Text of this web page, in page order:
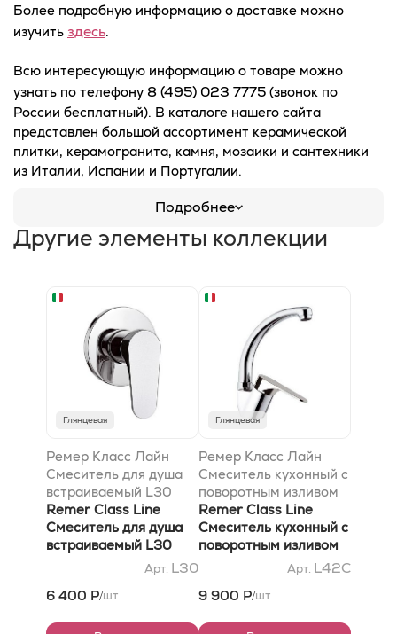
Более подробную информацию о доставке можно
изучить здесь.
Всю интересующую информацию о товаре можно
узнать по телефону 8 (495) 023 7775 (звонок по
России бесплатный). В каталоге нашего сайта
представлен большой ассортимент керамической
плитки, керамогранита, камня, мозаики и сантехники
из Италии, Испании и Португалии.
Подробнее
Другие элементы коллекции
Глянцевая
Ремер Класс Лайн
Смеситель для душа
встраиваемый L30
Remer Class Line
Смеситель для душа
встраиваемый L30
Арт. L30
6 400 Р/шт
Глянцевая
Ремер Класс Лайн
Смеситель кухонный с
поворотным изливом
L42C
Remer Class Line
Смеситель кухонный с
поворотным изливом
Арт. L42C
9 900 Р/шт